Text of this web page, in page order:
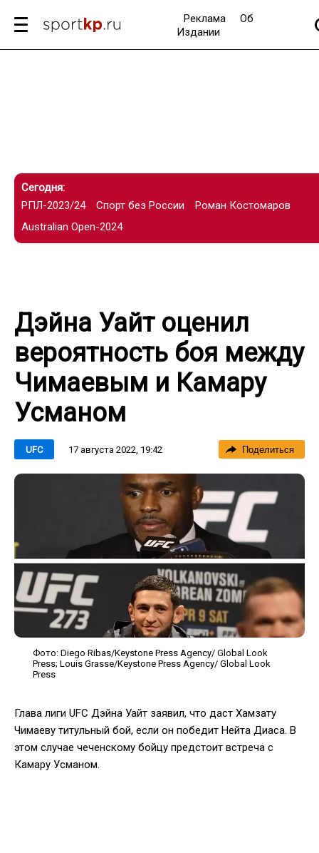
Реклама
Об
Издании
Сегодня:
РПЛ-2023/24
Спорт без России
Роман Костомаров
Australian Open-2024
Дэйна Уайт оценил
вероятность боя между
Чимаевым и Камару
Усманом
UFC 17 августа 2022, 19:42 Поделиться
Фото: Diego Ribas/Keystone Press Agency/ Global Look
Рress; Louis Grasse/Keystone Press Agency/ Global Look
Рress
Глава лиги UFC Дэйна Уайт заявил, что даст Хамзату
Чимаеву титульный бой, если он победит Нейта Диаса. В
этом случае чеченскому бойцу предстоит встреча с
Камару Усманом.